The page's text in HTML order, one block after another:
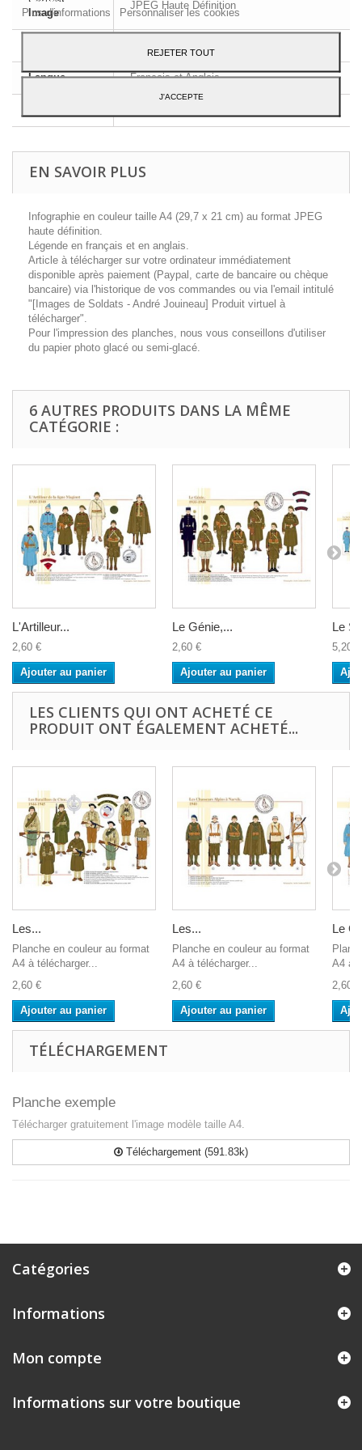
Image
JPEG Haute Définition
Langue Français et Anglais
EN SAVOIR PLUS
Infographie en couleur taille A4 (29,7 x 21 cm) au format JPEG
haute définition.
Légende en français et en anglais.
Article à télécharger sur votre ordinateur immédiatement
disponible après paiement (Paypal, carte de bancaire ou chèque
bancaire) via l'historique de vos commandes ou via l'email intitulé
"[Images de Soldats - André Jouineau] Produit virtuel à
télécharger".
Pour l'impression des planches, nous vous conseillons d'utiliser
du papier photo glacé ou semi-glacé.
6 AUTRES PRODUITS DANS LA MÊME
CATÉGORIE :
L'Artilleur...
2,60 €
Ajouter au panier
Le Génie,...
2,60 €
Ajouter au panier
Le
5,20 €
LES CLIENTS QUI ONT ACHETÉ CE
PRODUIT ONT ÉGALEMENT ACHETÉ...
Les...
Planche en couleur au format
A4 à télécharger...
2,60 €
Ajouter au panier
Les...
Planche en couleur au format
A4 à télécharger...
2,60 €
Ajouter au panier
Le
A4 à
2,60 €
TÉLÉCHARGEMENT
Planche exemple
Télécharger gratuitement l'image modèle taille A4.
Téléchargement (591.83k)
Catégories
Informations
Mon compte
Informations sur votre boutique
Plus d'informations
Personnaliser les cookies
REJETER TOUT
J'ACCEPTE